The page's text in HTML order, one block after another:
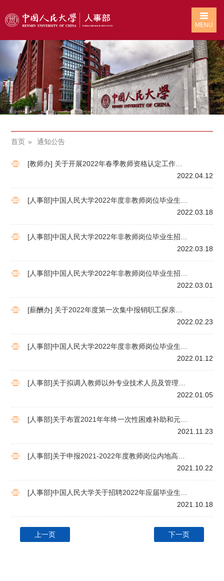
MENU
首页 通知公告
[教师办] 关于开展2022年春季教师资格认定工作的
2022.04.12
[人事部]中国人民大学2022年度非教师岗位毕业生招
2022.03.18
[人事部]中国人民大学2022年非教师岗位毕业生招聘
2022.03.18
[人事部]中国人民大学2022年非教师岗位毕业生招聘
2022.03.01
[薪酬办] 关于2022年度第一次集中报销职工探亲路
2022.02.23
[人事部]中国人民大学2022年度非教师岗位毕业生招
2022.01.12
[人事部]关于拟调入教师以外专业技术人员及管理职
2022.01.05
[人事部]关于布置2021年年终一次性困难补助和元
2021.11.23
[人事部]关于申报2021-2022年度教师岗位内地高校
2021.10.22
[人事部]中国人民大学关于招聘2022年应届毕业生
2021.10.18
上一页 下一页